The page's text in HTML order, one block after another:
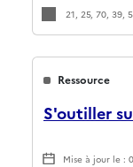
21, 25, 70, 39,
Ressource
S'outiller
Mise à jour le :